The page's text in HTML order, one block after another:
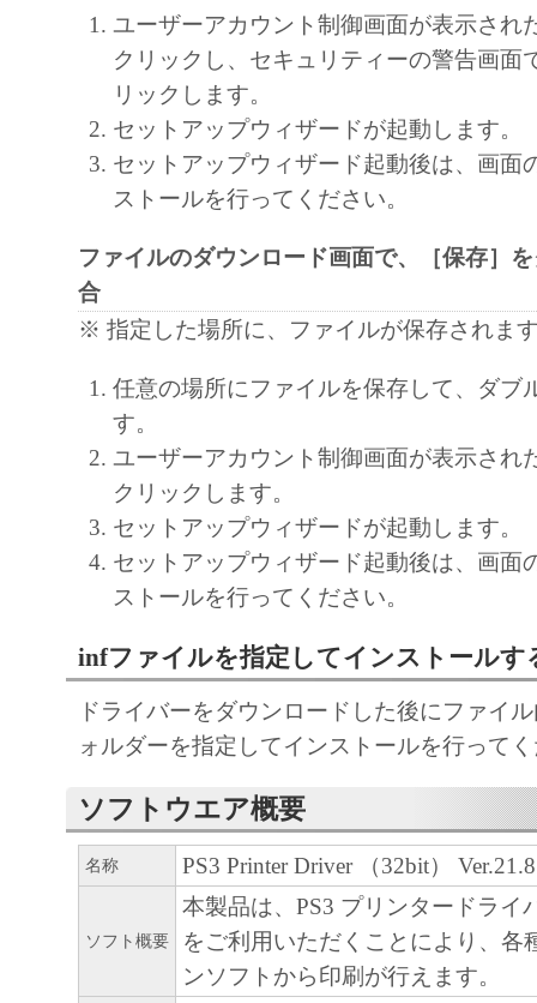
PERFORMANCE OF THE SOFTWARE IS
SHOULD THE SOFTWARE PROVE
ASSUME THE ENTIRE C OS T OF ALL
SERVICING, REPAIR OR CORRECTION.
LEGAL JURISDICTIONS DO NOT ALLOW
EXCLUSION OF IMPLIED WARRANTIES,
EXCLUSION MAY NOT APPLY TO YOU.
THIS WARRANTY GIVES YOU SPECIFIC
AND YOU MAY ALSO HAVE OTHER
VARY FROM STATE TO STATE OR
JURISDICTION.
NEITHER CANON, CANON'S
AFFILIATES, THEIR DISTRIBUTORS, OR
CANON'S LICENSORS WARRANT THAT
CONTAINED IN THE SOFTWARE WILL
REQUIREMENTS OR THAT THE
SOFTWARE WILL BE UNINTERRUPTED
[NO LIABILITY FOR DAMAGES] IN NO
EITHER CANON, CANON'S
AFFILIATES, THEIR DISTRIBUTORS
CANON'S LICENSORS BE LIABLE FOR
WHATSOEVER (INCLUDING WITHOUT
OS S OF BUSINESS PROFITS, L OS S OF
INFORMATION, L OS S OF BUSINESS
OTHER COMPENSATORY, INCIDENTAL
CONSEQUENTIAL DAMAGES) ARISING
SOFTWARE, USE THEREOF OR
ユーザーアカウント制御画面が表示され
クリックし、セキュリティーの警告画面
リックします。
セットアップウィザードが起動します。
セットアップウィザード起動後は、画面
ストールを行ってください。
ファイルのダウンロード画面で、［保存］
合
※ 指定した場所に、ファイルが保存されま
任意の場所にファイルを保存して、ダブ
す。
ユーザーアカウント制御画面が表示され
クリックします。
セットアップウィザードが起動します。
セットアップウィザード起動後は、画面
ストールを行ってください。
infファイルを指定してインストールす
ドライバーをダウンロードした後にファイ
ォルダーを指定してインストールを行って
ソフトウエア概要
名称 PS3 Printer Driver （32bit）
ソフト概要
本製品は、PS3 プリンタードライ
をご利用いただくことにより、各
ンソフトから印刷が行えます。